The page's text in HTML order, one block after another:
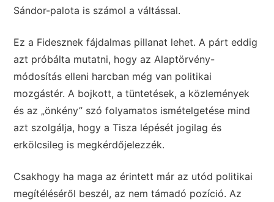
Sándor-palota is számol a váltással.
Ez a Fidesznek fájdalmas pillanat lehet. A párt eddig
azt próbálta mutatni, hogy az Alaptörvény-
módosítás elleni harcban még van politikai
mozgástér. A bojkott, a tüntetések, a közlemények
és az „önkény” szó folyamatos ismételgetése mind
azt szolgálja, hogy a Tisza lépését jogilag és
erkölcsileg is megkérdőjelezzék.
Csakhogy ha maga az érintett már az utód politikai
megítéléséről beszél, az nem támadó pozíció. Az